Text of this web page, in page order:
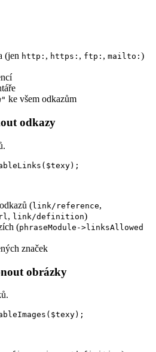
(jen http: , https: , ftp: , mailto: )
ke všem odkazům
odkazy
(link/reference,
, link/definition)
(phraseModule->linksAllowed
značek
obrázky